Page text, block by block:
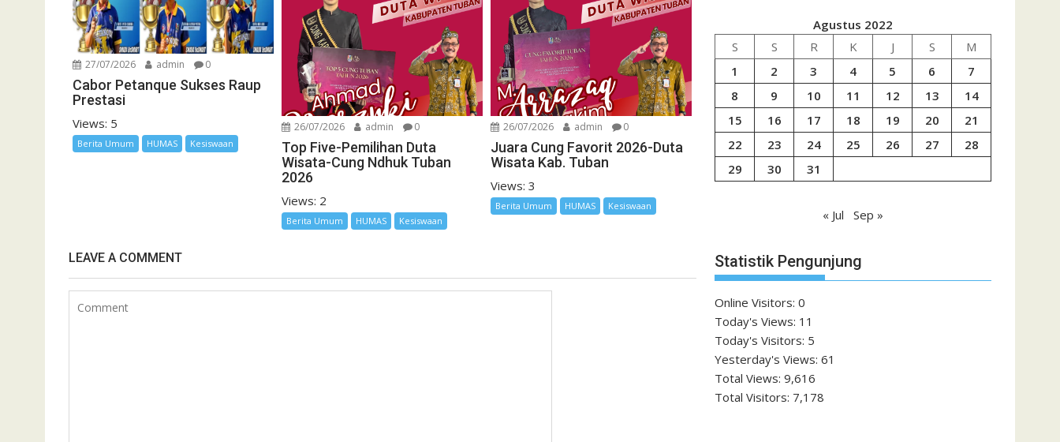
27/07/2026 admin 0
Cabor Petanque Sukses Raup
Prestasi
Views: 5
Berita Umum HUMAS Kesiswaan
26/07/2026 admin 0
Top Five-Pemilihan Duta
Wisata-Cung Ndhuk Tuban
2026
Views: 2
Berita Umum HUMAS Kesiswaan
26/07/2026 admin 0
Juara Cung Favorit 2026-Duta
Wisata Kab. Tuban
Views: 3
Berita Umum HUMAS Kesiswaan
LEAVE A COMMENT
Agustus 2022
S
S R K J S
M
1
2 3 4 5 6
7
8
9 10 11 12 13
14
15
16 17 18 19 20
21
22
23 24 25 26 27
28
29
30 31
« Jul Sep »
Statistik Pengunjung
Online Visitors: 0
Today's Views: 11
Today's Visitors: 5
Yesterday's Views: 61
Total Views: 9,616
Total Visitors: 7,178